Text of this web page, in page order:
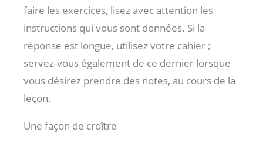
faire les exercices, lisez avec attention les
instructions qui vous sont données. Si la
réponse est longue, utilisez votre cahier ;
servez-vous également de ce dernier lorsque
vous désirez prendre des notes, au cours de la
leçon.
Une façon de croître